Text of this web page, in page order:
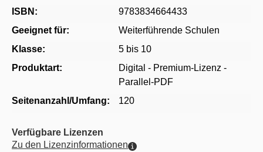
ISBN:
9783834664433
Geeignet für:
Weiterführende Schulen
Klasse:
5 bis 10
Produktart:
Digital - Premium-Lizenz -
Parallel-PDF
Seitenanzahl/Umfang:
120
Verfügbare Lizenzen
Zu den Lizenzinformationen